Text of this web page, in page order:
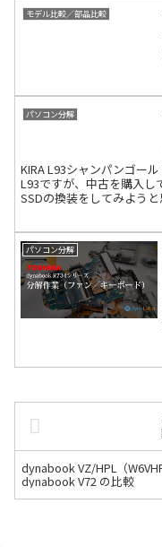
モデル比較／部品比較
パソコン分解
KIRA L93シャンパンゴー
L93ですが、中古を購入し
SSDの換装をしてみよう
パソコン分解
dynabook VZ/HPL（
dynabook V72 の比較